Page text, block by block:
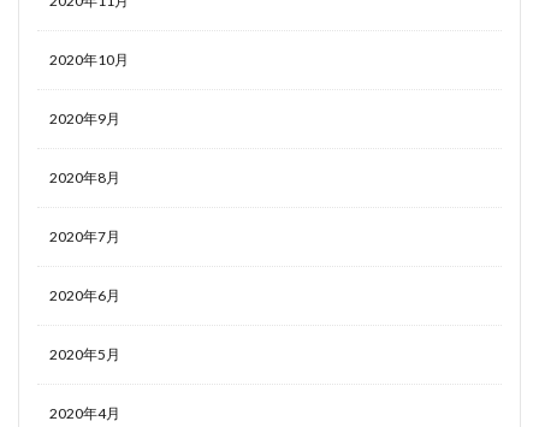
2020年10月
2020年9月
2020年8月
2020年7月
2020年6月
2020年5月
2020年4月